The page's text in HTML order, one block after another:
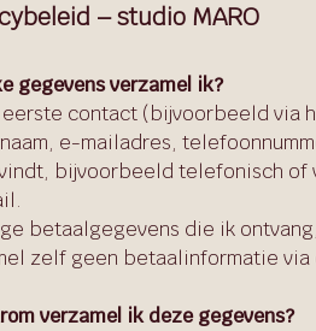
– studio MARO​
gegevens verzamel ik?
eerste contact (bijvoorbeeld via
e-mailadres,
bijvoorbeeld telefonisch of
betaalgegevens die ik
zelf geen betaalinformatie via
verzamel ik deze gegevens?